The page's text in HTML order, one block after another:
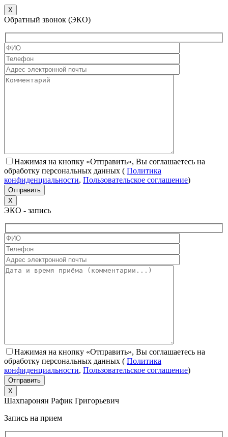
X
Обратный звонок (ЭКО)
Нажимая на кнопку «Отправить», Вы соглашаетесь на
обработку персональных данных ( Политика
конфиденциальности, Пользовательское соглашение)
X
ЭКО - запись
Нажимая на кнопку «Отправить», Вы соглашаетесь на
обработку персональных данных ( Политика
конфиденциальности, Пользовательское соглашение)
X
Шахпаронян Рафик Григорьевич
Запись на прием